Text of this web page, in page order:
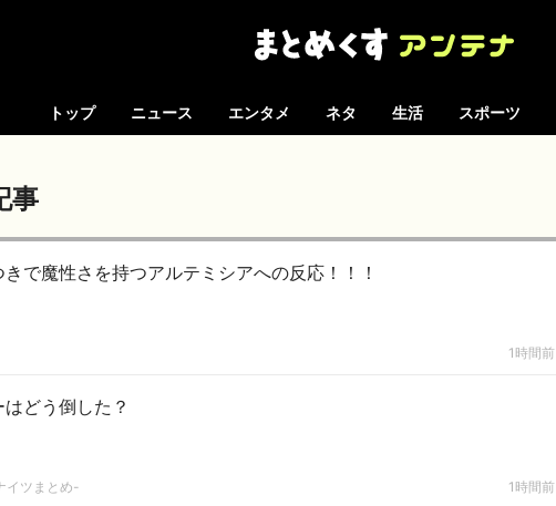
トップ ニュース エンタメ ネタ 生活 スポーツ
事
きで魔性さを持つアルテミシアへの反応！！！
1時間前
はどう倒した？
イツまとめ- 1時間前